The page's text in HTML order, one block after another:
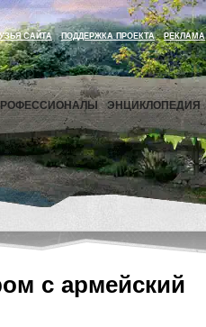
САЙТА ПОДДЕРЖКА ПРОЕКТА РЕКЛАМА
ЭНЦИКЛОПЕДИЯ
с армейский